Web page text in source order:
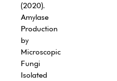
(2020).
Amylase
Production
by
Microscopic
Fungi
Isolated